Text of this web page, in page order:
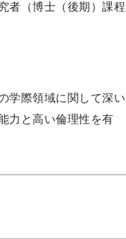
者（博士（後期）課程
学際領域に関して深い
力と高い倫理性を有